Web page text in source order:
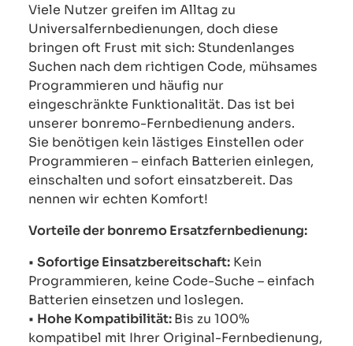
Viele Nutzer greifen im Alltag zu
Universalfernbedienungen, doch diese
bringen oft Frust mit sich: Stundenlanges
Suchen nach dem richtigen Code, mühsames
Programmieren und häufig nur
eingeschränkte Funktionalität. Das ist bei
unserer bonremo-Fernbedienung anders.
Sie benötigen kein lästiges Einstellen oder
Programmieren – einfach Batterien einlegen,
einschalten und sofort einsatzbereit. Das
nennen wir echten Komfort!
Vorteile der bonremo Ersatzfernbedienung:
• Sofortige Einsatzbereitschaft: Kein
Programmieren, keine Code-Suche – einfach
Batterien einsetzen und loslegen.
• Hohe Kompatibilität:Bis zu 100%
kompatibel mit Ihrer Original-Fernbedienung,